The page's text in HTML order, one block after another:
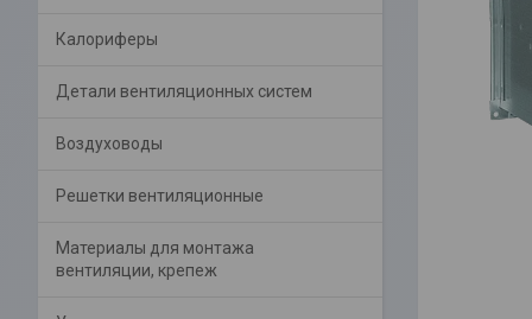
Калориферы
Детали вентиляционных систем
Воздуховоды
Решетки вентиляционные
Материалы для монтажа
вентиляции, крепеж